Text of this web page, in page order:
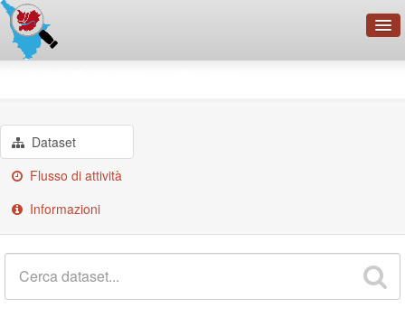
Dataset
Flusso di attività
Informazioni